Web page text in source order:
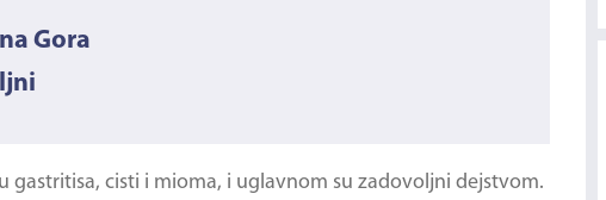
Gora
gastritisa, cisti i mioma, i uglavnom su zadovoljni dejstvom.